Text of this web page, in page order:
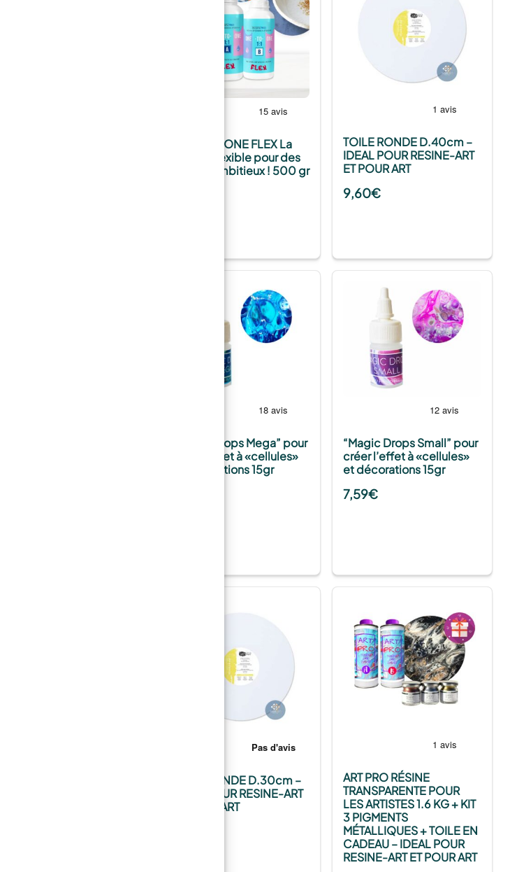
ONE-TO-ONE FLEX La
Résine Flexible pour des
Projets Ambitieux ! 500 gr
TOILE RONDE D.40cm –
IDEAL POUR RESINE-ART
ET POUR ART
9,60€
“Magic Drops Mega” pour
créer l’effet à «cellules»
et décorations 15gr
“Magic Drops Small” pour
créer l’effet à «cellules»
et décorations 15gr
7,59€
TOILE RONDE D.30cm –
IDEAL POUR RESINE-ART
ET POUR ART
ART PRO RÉSINE
TRANSPARENTE POUR
LES ARTISTES 1.6 KG + KIT
3 PIGMENTS
MÉTALLIQUES + TOILE EN
CADEAU – IDEAL POUR
RESINE-ART ET POUR ART